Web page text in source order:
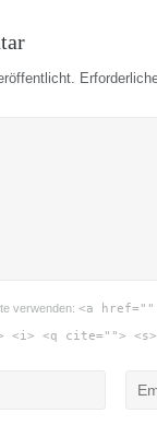
verwenden: <a
<i> <q cite="">